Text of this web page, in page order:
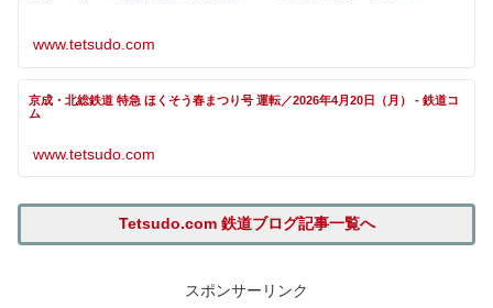
www.tetsudo.com
京成・北総鉄道 特急 ほくそう春まつり号 運転／2026年4月20日（月） - 鉄道コ
ム
www.tetsudo.com
Tetsudo.com 鉄道ブログ記事一覧へ
スポンサーリンク